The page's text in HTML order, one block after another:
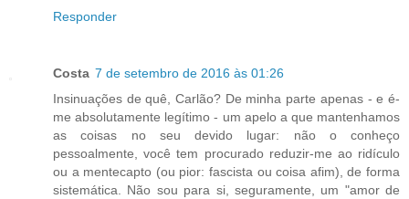
Responder
Costa 7 de setembro de 2016 às 01:26
Insinuações de quê, Carlão? De minha parte apenas - e é-
me absolutamente legítimo - um apelo a que mantenhamos
as coisas no seu devido lugar: não o conheço
pessoalmente, você tem procurado reduzir-me ao ridículo
ou a mentecapto (ou pior: fascista ou coisa afim), de forma
sistemática. Não sou para si, seguramente, um "amor de